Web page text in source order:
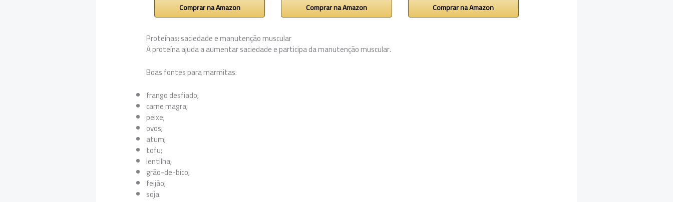
Comprar na Amazon Comprar na Amazon Comprar na Amazon
Proteínas: saciedade e manutenção muscular
A proteína ajuda a aumentar saciedade e participa da manutenção muscular.
Boas fontes para marmitas:
frango desfiado;
carne magra;
peixe;
ovos;
atum;
tofu;
lentilha;
grão-de-bico;
feijão;
soja.